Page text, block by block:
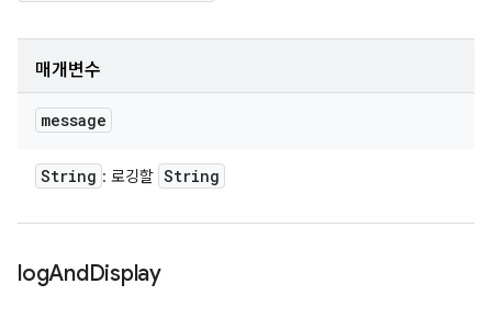
매개변수
message
String : 로깅할 String
logAndDisplay